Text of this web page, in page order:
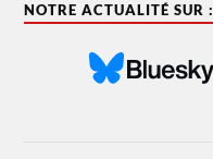
NOTRE ACTUALITÉ SUR :